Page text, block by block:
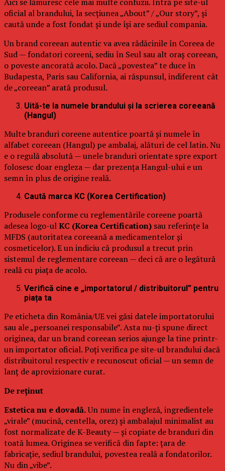
oficial al brandului, la secțiunea „About” / „Our story”, și
caută unde a fost fondat și unde își are sediul compania.
Un brand coreean autentic va avea rădăcinile în Coreea de
Sud — fondatori coreeni, sediu în Seul sau alt oraș coreean,
o poveste ancorată acolo. Dacă „povestea” te duce în
Budapesta, Paris sau California, ai răspunsul, indiferent cât
de „coreean” arată produsul.
Uită-te la numele brandului și la scrierea coreeană
(Hangul)
Multe branduri coreene autentice poartă și numele în
alfabet coreean (Hangul) pe ambalaj, alături de cel latin. Nu
e o regulă absolută — unele branduri orientate spre export
folosesc doar engleza — dar prezența Hangul-ului e un
semn în plus de origine reală.
Caută marca KC (Korea Certification)
Produsele conforme cu reglementările coreene poartă
adesea logo-ulKC (Korea Certification) sau referințe la
MFDS (autoritatea coreeană a medicamentelor și
cosmeticelor). E un indiciu că produsul a trecut prin
sistemul de reglementare coreean — deci că are o legătură
reală cu piața de acolo.
Verifică cine e „importatorul / distribuitorul” pentru
piața ta
Pe eticheta din România/UE vei găsi datele importatorului
sau ale „persoanei responsabile”. Asta nu-ți spune direct
originea, dar un brand coreean serios ajunge la tine printr-
un importator oficial. Poți verifica pe site-ul brandului dacă
distribuitorul respectiv e recunoscut oficial — un semn de
lanț de aprovizionare curat.
De reținut
Estetica nu e dovadă.Un nume în engleză, ingredientele
„virale” (mucină, centella, orez) și ambalajul minimalist au
fost normalizate de K-Beauty — și copiate de branduri din
toată lumea. Originea se verifică din fapte: țara de
fabricație, sediul brandului, povestea reală a fondatorilor.
Nu din „vibe”.